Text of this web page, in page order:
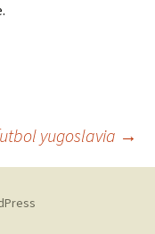
yugoslavia →